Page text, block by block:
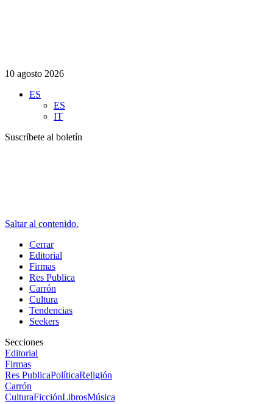
10 agosto 2026
ES
ES
IT
Suscríbete al boletín
Saltar al contenido.
Cerrar
Editorial
Firmas
Res Publica
Carrón
Cultura
Tendencias
Seekers
Secciones
Editorial
Firmas
Res PublicaPolíticaReligión
Carrón
CulturaFicciónLibrosMúsica